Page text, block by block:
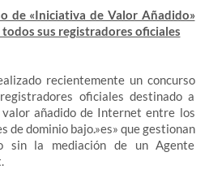
de «Iniciativa de Valor Añadido»
sus registradores oficiales
recientemente un concurso
oficiales destinado a
añadido de Internet entre los
de dominio bajo.»es» que gestionan
sin la mediación de un Agente